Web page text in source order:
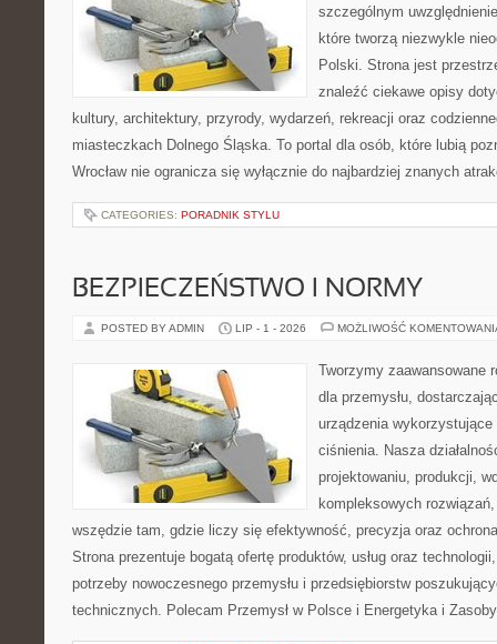
szczególnym
które tworzą niezwykle
Polski. Strona jest
znaleźć ciekawe opisy
kultury, architektury, przyrody, wydarzeń, rekreacji oraz
miasteczkach Dolnego Śląska. To portal dla osób, które lubią
Wrocław nie ogranicza się wyłącznie do najbardziej znanych
CATEGORIES: PORADNIK STYLU
BEZPIECZEŃSTWO I NORMY
POSTED BY ADMIN LIP - 1 - 2026 MOŻLIWOŚĆ
Tworzymy zaawansowane
dla przemysłu,
urządzenia
ciśnienia. Nasza
projektowaniu, produkcji,
kompleksowych
wszędzie tam, gdzie liczy się efektywność, precyzja oraz
Strona prezentuje bogatą ofertę produktów, usług oraz
potrzeby nowoczesnego przemysłu i przedsiębiorstw
technicznych. Polecam Przemysł w Polsce i Energetyka i